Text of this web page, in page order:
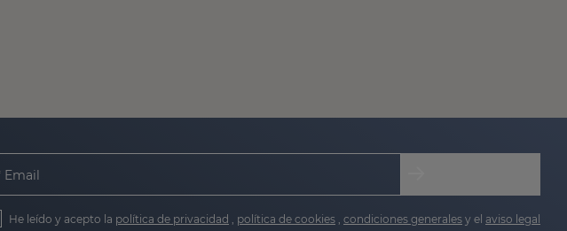
Email
He leído y acepto la política de privacidad , política de cookies , condiciones generales y el aviso legal